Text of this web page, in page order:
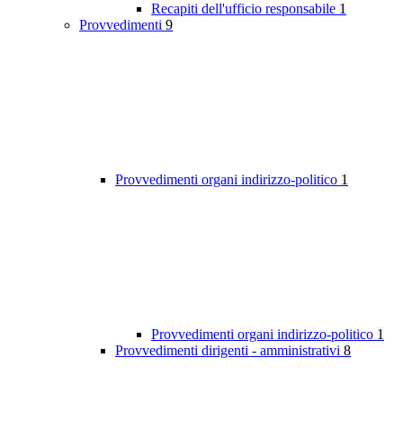
Recapiti dell'ufficio responsabile 1
Provvedimenti 9
Provvedimenti organi indirizzo-politico 1
Provvedimenti organi indirizzo-politico 1
Provvedimenti dirigenti - amministrativi 8